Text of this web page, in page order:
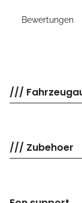
Bewertungen
///
/// Zubehoer